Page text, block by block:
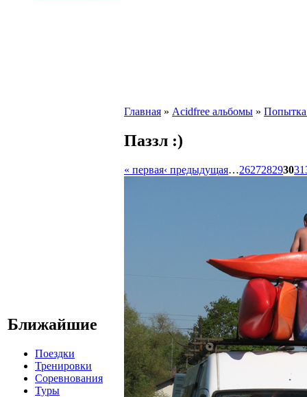
Ближайшие
Поездки
Тренировки
Соревнования
Туры
Главная » Acidfree альбомы » Попытка
Паззл :)
« первая‹ предыдущая…262728293031